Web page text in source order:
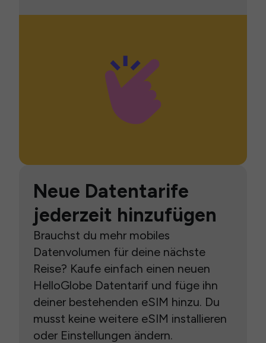
Neue Datentarife
jederzeit hinzufügen
Brauchst du mehr mobiles
Datenvolumen für deine nächste
Reise? Kaufe einfach einen neuen
HelloGlobe Datentarif und füge ihn
deiner bestehenden eSIM hinzu. Du
musst keine weitere eSIM installieren
oder Einstellungen ändern.